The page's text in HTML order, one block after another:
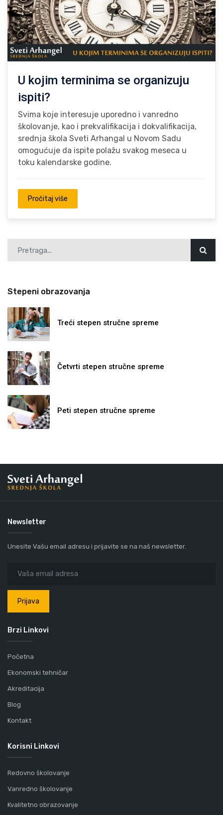
U kojim terminima se organizuju
ispiti?
Svima koje interesuje uporedno i vanredno
školovanje, kao i prekvalifikacija i dokvalifikacija,
srednja škola Sveti Arhangal u Novom Sadu
omogućuje da ispite polažu svakog meseca u
toku kalendarske godine.
Pročitaj više
Stepeni obrazovanja
Treći stepen stručne spreme
Četvrti stepen stručne spreme
Peti stepen stručne spreme
Newsletter
Unesite Vašu email adresu i prijavite se na naš newsletter.
Prijava
Brzi Linkovi
Početna
Ekonomski tehničar
Akreditacija
Blog
Kontakt
Korisni Linkovi
Redovno školovanje
Vanredno školovanje
Kvalitetno obrazovanje